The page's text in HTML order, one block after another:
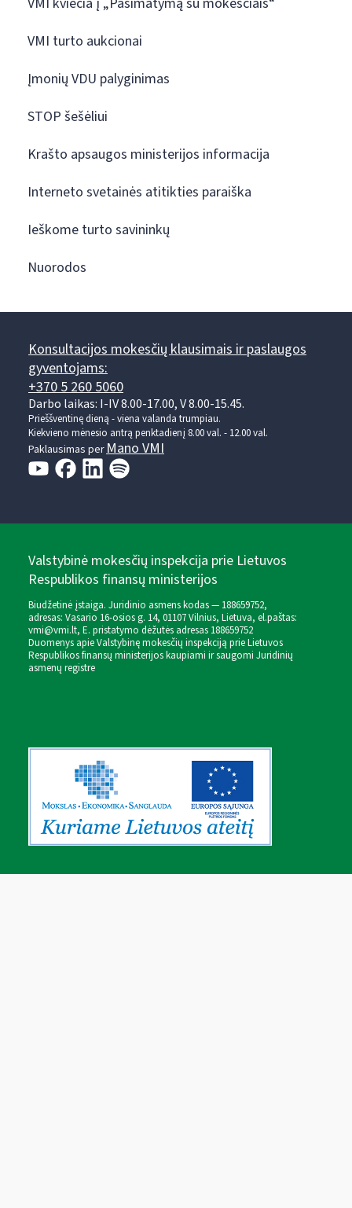
VMI turto aukcionai
Įmonių VDU palyginimas
STOP šešėliui
Krašto apsaugos ministerijos informacija
Interneto svetainės atitikties paraiška
Ieškome turto savininkų
Nuorodos
Konsultacijos mokesčių klausimais ir paslaugos
gyventojams:
+370 5 260 5060
Darbo laikas: I-IV 8.00-17.00, V 8.00-15.45.
Prieššventinę dieną - viena valanda trumpiau.
Kiekvieno mėnesio antrą penktadienį 8.00 val. - 12.00 val.
Paklausimas per Mano VMI
Valstybinė mokesčių inspekcija prie Lietuvos
Respublikos finansų ministerijos
Biudžetinė įstaiga. Juridinio asmens kodas — 188659752,
adresas: Vasario 16-osios g. 14, 01107 Vilnius, Lietuva, el.paštas:
vmi@vmi.lt, E. pristatymo dėžutės adresas 188659752
Duomenys apie Valstybinę mokesčių inspekciją prie Lietuvos
Respublikos finansų ministerijos kaupiami ir saugomi Juridinių
asmenų registre